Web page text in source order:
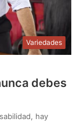
Variedades
debes
hay